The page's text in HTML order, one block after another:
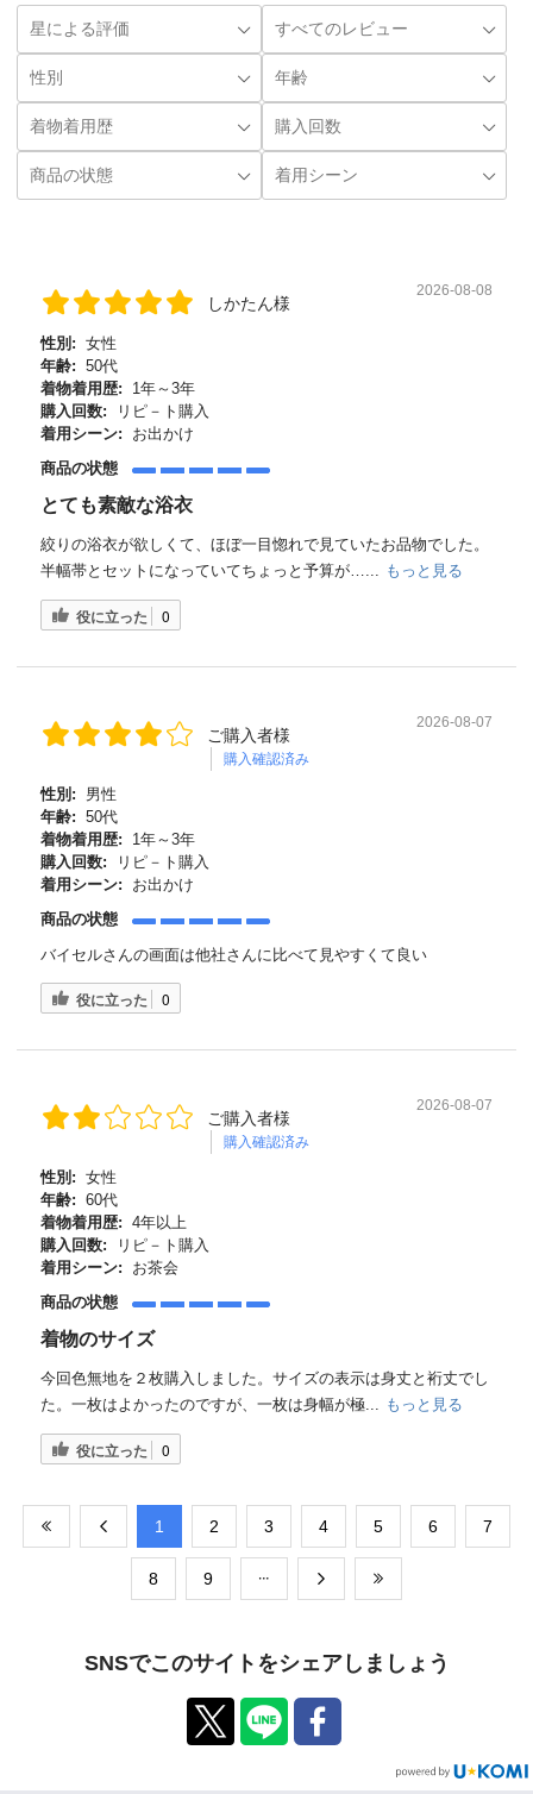
しかたん様
2026-08-08
性別: 女性
年齢: 50代
着物着用歴:
1年～3年
購入回数:
リピ－ト購入
着用シーン:
お出かけ
商品の状態
とても素敵な浴衣
絞りの浴衣が欲しくて、ほぼ一目惚れで見ていたお品物でした。
半幅帯とセットになっていてちょっと予算が…... もっと見る
役に立った 0
ご購入者様
購入確認済み
2026-08-07
性別:
男性
年齢: 50代
着物着用歴:
1年～3年
購入回数:
リピ－ト購入
着用シーン:
お出かけ
商品の状態
バイセルさんの画面は他社さんに比べて見やすくて良い
役に立った 0
ご購入者様
購入確認済み
2026-08-07
性別: 女性
年齢: 60代
着物着用歴: 4年以上
購入回数:
リピ－ト購入
着用シーン:
お茶会
商品の状態
着物のサイズ
今回色無地を２枚購入しました。サイズの表示は身丈と裄丈でし
た。一枚はよかったのですが、一枚は身幅が極... もっと見る
役に立った 0
​1 ​2 ​3 ​4 ​5 ​6 ​7
​8 ​9
SNSでこのサイトをシェアしましょう